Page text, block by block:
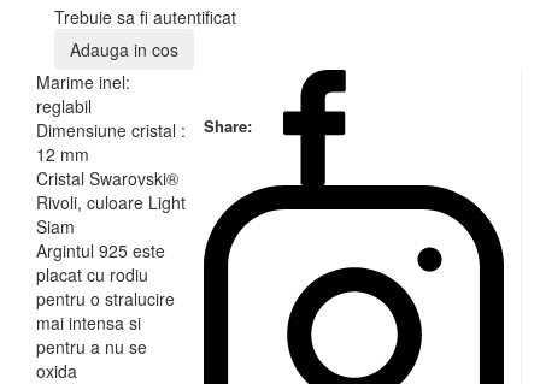
Trebuie sa fi autentificat
Adauga in cos
Share:
Marime inel:
reglabil
Dimensiune cristal :
12 mm
Cristal Swarovski®
Rivoli, culoare Light
Siam
Argintul 925 este
placat cu rodiu
pentru o stralucire
mai intensa si
pentru a nu se
oxida